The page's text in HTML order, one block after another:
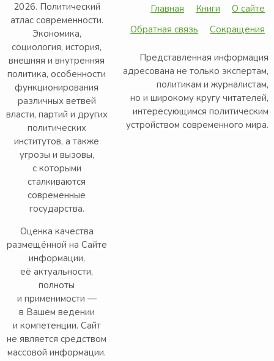
2026. Политический
атлас современности.
Экономика,
социология, история,
внешняя и внутренняя
политика, особенности
функционирования
различных ветвей
власти, партий и других
политических
институтов, а также
угрозы и вызовы,
с которыми
сталкиваются
современные
государства.
Оценка качества
размещённой на Сайте
информации,
её актуальности,
полноты
и применимости —
в Вашем ведении
и компетенции. Сайт
не является средством
массовой информации.
Главная Книги
О сайте
Обратная связь
Сокращения
Представленная информация
адресована не только экспертам,
политикам и журналистам,
но и широкому кругу читателей,
интересующимся политическим
устройством современного мира.